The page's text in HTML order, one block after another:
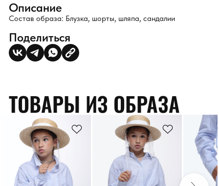
Описание
Состав образа: Блузка, шорты, шляпа, сандалии
Поделиться
ТОВАРЫ ИЗ ОБРАЗА